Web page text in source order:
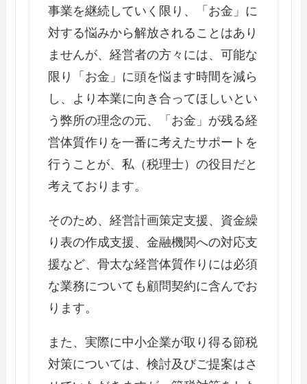
事業を継続していく限り、「お金」に
対する悩みから解放されることはあり
ませんが、経営者の方々には、可能な
限り「お金」に頭を悩ます時間を減ら
し、より本業に向き合ってほしいとい
う弊所の理念の元、「お金」が残る経
営体質作りを一番に考えたサポートを
行うことが、私（税理士）の役目だと
考えております。
そのため、経営計画策定支援、資金繰
り表の作成支援、金融機関への対応支
援など、骨太な経営体質作りには必須
な業務についても顧問契約に含んでお
ります。
また、実際に中小企業が取り得る節税
対策については、検討及びご提案はさ